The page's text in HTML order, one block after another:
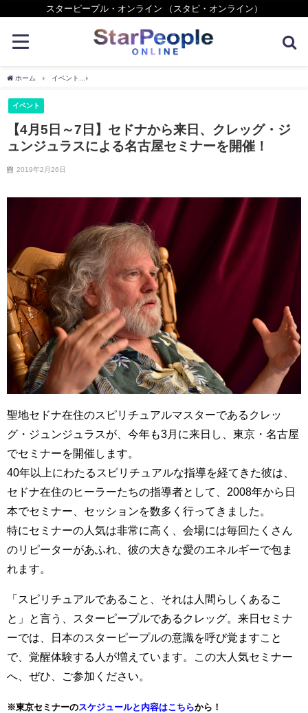
スターピープル・オンライン （スタピ・オンライン）
ホーム イベント
イベント
【4月5日～7日】セドナから来日、クレッグ・ジ
ュンジュラスによる名古屋セミナーを開催！
2019年2月26日
聖地セドナ在住のスピリチュアルマスターであるクレッ
グ・ジュンジュラスが、今年も3月に来日し、東京・名古屋
でセミナーを開催します。
40年以上にわたるスピリチュアルな指導を経てきた彼は、
セドナ在住のヒーラーたちの指導者として、2008年から日
本でセミナー、セッションを数多く行ってきました。
特にセミナーの人気は非常に高く、会場には毎回たくさん
のリピーターがあふれ、彼の大きな愛のエネルギーで包ま
れます。
「スピリチュアルであること、それは人間らしくあるこ
と」と言う、スターピープルであるクレッグ。来日セミナ
ーでは、日本のスターピープルの意識を呼び覚ますこと
で、覚醒体験する人が増えています。この大人気セミナー
へ、ぜひ、ご参加ください。
※東京セミナーのスケジュールと内容はこちらから！